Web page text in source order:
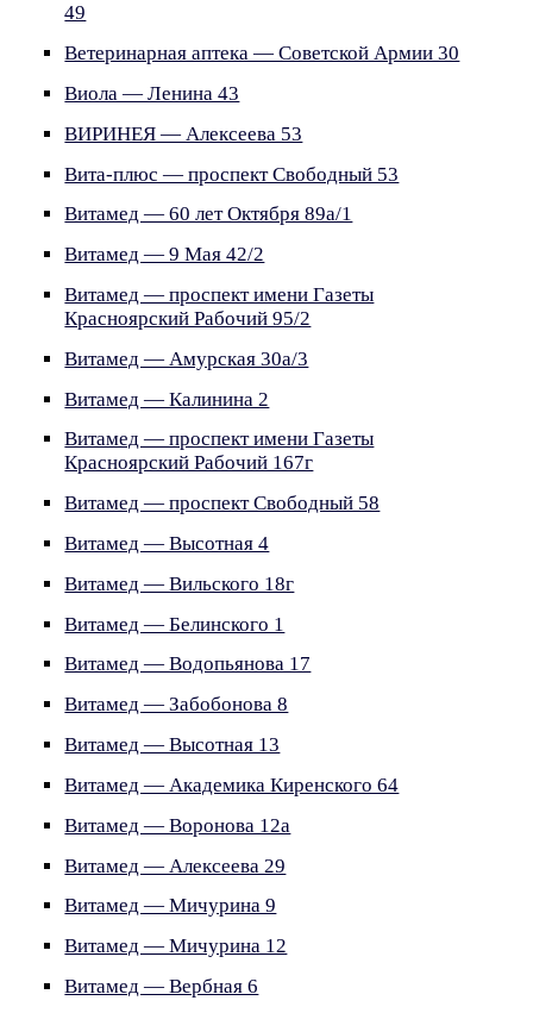
49
Ветеринарная аптека — Советской Армии 30
Виола — Ленина 43
ВИРИНЕЯ — Алексеева 53
Вита-плюс — проспект Свободный 53
Витамед — 60 лет Октября 89а/1
Витамед — 9 Мая 42/2
Витамед — проспект имени Газеты
Красноярский Рабочий 95/2
Витамед — Амурская 30а/3
Витамед — Калинина 2
Витамед — проспект имени Газеты
Красноярский Рабочий 167г
Витамед — проспект Свободный 58
Витамед — Высотная 4
Витамед — Вильского 18г
Витамед — Белинского 1
Витамед — Водопьянова 17
Витамед — Забобонова 8
Витамед — Высотная 13
Витамед — Академика Киренского 64
Витамед — Воронова 12а
Витамед — Алексеева 29
Витамед — Мичурина 9
Витамед — Мичурина 12
Витамед — Вербная 6